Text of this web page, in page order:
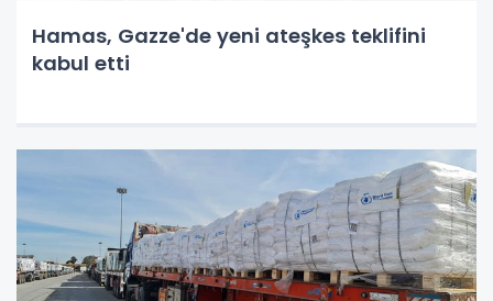
Hamas, Gazze'de yeni ateşkes teklifini
kabul etti